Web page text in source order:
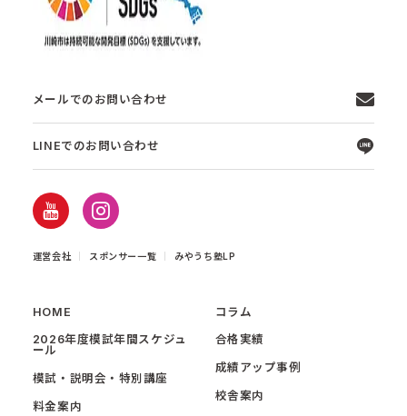
メールでのお問い合わせ
LINEでのお問い合わせ
運営会社 スポンサー一覧 みやうち塾LP
HOME
2026年度模試年間スケジュ
ール
模試・説明会・特別講座
料金案内
コラム
合格実績
成績アップ事例
校舎案内